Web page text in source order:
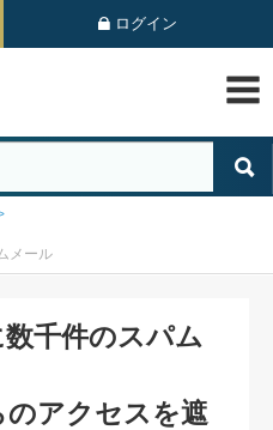
ログイン
メール
千件のスパム
のアクセスを遮